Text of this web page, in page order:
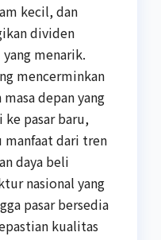
kecil, dan
dividen
menarik.
mencerminkan
depan yang
pasar baru,
dari tren
daya beli
nasional yang
pasar bersedia
kualitas